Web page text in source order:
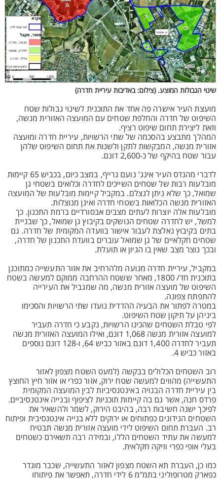
שינוי הגבולות המוצע. (צילום: באדיבות עיריית חדרה)
מועצת העיר אישרה פה אחד את התוכנית לשינוי גבולות שטח
השיפוט של חדרה והחלפת שטחים עם המועצה האזורית מנשה,
וזאת ליצירת תחום שיפוט רציף.
המהלך מתבצע בהסכמה של שתי הרשויות, עיריית חדרה ומועצה
אזורית מנשה, המבקשות לתקן ולשנות את תחום השיפוט שלהן
עבור שטח בהיקף של כ-2,600 דונם.
לדברי מהנדס העיר אינג' נועם גרייף, במצב כיום, בכביש 65 קיימות
מובלעות רבות של שטחים השייכים לחדרה וכלואים בשטחי גן
שמואל, כך שלא ניתן לנצלם. במקביל קיימות מובלעות של המועצה
האזורית מנשה הכלואות בשטחי חדרה ואינן מנוצלות.
מובלעות אלה יוצרות לעתים מצבים אבסורדיים ברמת התכנון. כך
למשל, יש לחדרה שטחים הנושקים בקיבוץ גן שמואל, כך שבניית
בתים בקיבוץ נאלצת לעבור אישור בוועדה המקומית של חדרה. גם
שטחים חקלאיים של גן שמואל עוברים בוועדת התכנון של חדרה,
ובכך נוצר מצב שאין בו הגיון או תועלת.
במקביל, עיריית חדרה מנועה מלהרחיב את אזור התעשייה כמתוכנן
בתוכנית חד/ 1800, מאחר ששטח ההרחבה ממוקם למעשה בשטח
השיפוט של מועצה אזורית מנשה, מה שמגביל את העירייה
להתפתח צפונה.
במטרה לפתור את הבעיה ההדדית נועדו שתי הרשויות והסכימו
ביניהן על תיקון שטח השיפוט.
לפי טבלת השטחים שהכינו הרשויות, נקבע כי חדרה תעביר
למועצה אזורית מנשה 1,068 דונם, ואילו המועצה האזורית מנשה
תעביר לחדרה 1,400 דונם באזור כביש 64, ו-128 דונם נוספים
באזור כביש 4.
רוב השטחים הכלולים בבקשה (למעט השטח מצפון לאזור
התעשייה) מהווים למעשה שטח ירוק, אזור כפרי או אזור חיץ החוצץ
בין עיריית חדרה הבנויה באינטנסיביות לבין המועצה המקומית
פרדס חנה, אשר גם בה קיימות תוכניות לציפוף ובנייה אינטנסיביים.
לפיכך ישנה חשיבות רבה, בהיבט הירוק, לשמר ולהשאיר את
השטחים הנידונים כפתוחים או ירוקים ללא בנייה אינטנסיבית ופיתוח
רב. העברת תחום השיפוט לידי מועצה אזורית מנשה תבטיח
למעשה את עתיד השטחים הללו, ובמידה רבה תשאירם כשטחים
בעלי אופי כפרי וזיקה חקלאית.
כמו כן, העברת תא השטח מצפון לאזור התעשייה, שכבר מוגדר
כפארק מטרופוליני בתמ"מ 6 לידי חדרה, תאפשר את פיתוחו